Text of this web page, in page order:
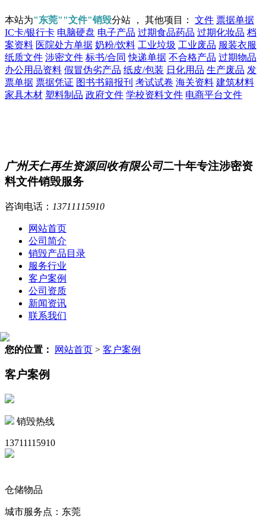
本站为"东莞""文件"销毁分站 ， 其他项目： 文件 票据单据
IC卡/银行卡 电脑硬盘 电子产品 过期食品药品 过期化妆品 档
案资料 医院处方单据 奶粉/饮料 工业垃圾 工业废品 服装衣服
纸质文件 涉密文件 标书/合同 快递单据 不合格产品 过期物品
办公用品资料 假冒伪劣产品 纸皮/包装 日化用品 生产废品 发
票单据 票据凭证 图书书籍报刊 考试试卷 海关资料 建筑材料
家具木材 塑料制品 政府文件 学校资料文件 电商平台文件
广州天仁再生资源回收有限公司二十年专注涉密资
料文件销毁服务
咨询电话： 13711115910
网站首页
公司简介
销毁产品目录
服务行业
客户案例
公司资质
新闻资讯
联系我们
您的位置： 网站首页 > 客户案例
客户案例
销毁热线
13711115910
仓储物品
城市服务点：东莞